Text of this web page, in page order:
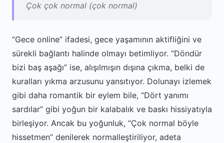
Çok çok normal (çok normal)
“Gece online” ifadesi, gece yaşamının aktifliğini ve
sürekli bağlantı halinde olmayı betimliyor. “Döndür
bizi baş aşağı” ise, alışılmışın dışına çıkma, belki de
kuralları yıkma arzusunu yansıtıyor. Dolunayı izlemek
gibi daha romantik bir eylem bile, “Dört yanımı
sardılar” gibi yoğun bir kalabalık ve baskı hissiyatıyla
birleşiyor. Ancak bu yoğunluk, “Çok normal böyle
hissetmen” denilerek normalleştiriliyor, adeta